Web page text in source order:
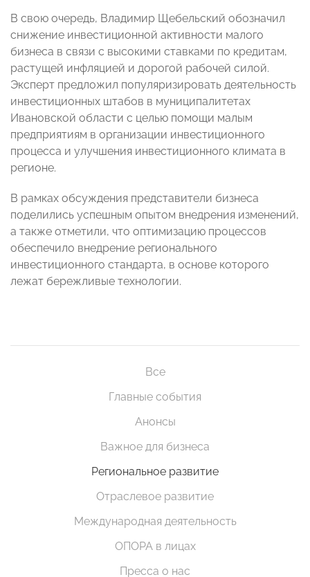
В свою очередь, Владимир Щебельский обозначил
снижение инвестиционной активности малого
бизнеса в связи с высокими ставками по кредитам,
растущей инфляцией и дорогой рабочей силой.
Эксперт предложил популяризировать деятельность
инвестиционных штабов в муниципалитетах
Ивановской области с целью помощи малым
предприятиям в организации инвестиционного
процесса и улучшения инвестиционного климата в
регионе.
В рамках обсуждения представители бизнеса
поделились успешным опытом внедрения изменений,
а также отметили, что оптимизацию процессов
обеспечило внедрение регионального
инвестиционного стандарта, в основе которого
лежат бережливые технологии.
Все
Главные события
Анонсы
Важное для бизнеса
Региональное развитие
Отраслевое развитие
Международная деятельность
ОПОРА в лицах
Пресса о нас